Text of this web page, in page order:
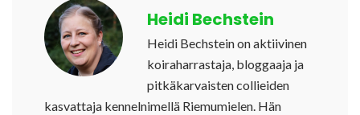
Heidi Bechstein
Heidi Bechstein on aktiivinen
koiraharrastaja, bloggaaja ja
pitkäkarvaisten collieiden
kasvattaja kennelnimellä Riemumielen. Hän